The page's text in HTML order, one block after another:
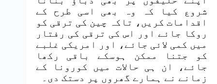
شروع کیا کہ وہ بھی اسی طرح کے
اقدامات کریں، تاکہ چین کی ترقی کو
روکا جائے اور اس کی ترقی کی رفتار
میں کمی لائی جائے، اور امریکی غلبے
کو جتنا ممکن ہوسکے باقی رکھا
جائے، ان ہی حالات میں کورونا کے
زمانے نے ہمارے گھروں پر دستک دی۔